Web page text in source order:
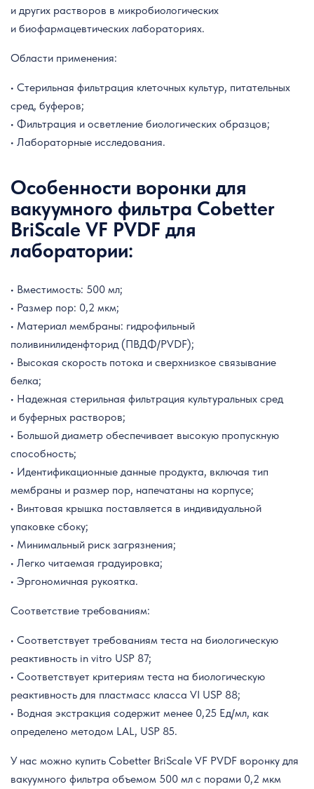
и других растворов в микробиологических
и биофармацевтических лабораториях.
Области применения:
• Стерильная фильтрация клеточных культур, питательных
сред, буферов;
• Фильтрация и осветление биологических образцов;
• Лабораторные исследования.
Особенности воронки для
вакуумного фильтра Cobetter
BriScale VF PVDF для
лаборатории:
• Вместимость: 500 мл;
• Размер пор: 0,2 мкм;
• Материал мембраны: гидрофильный
поливинилиденфторид (ПВДФ/PVDF);
• Высокая скорость потока и сверхнизкое связывание
белка;
• Надежная стерильная фильтрация культуральных сред
и буферных растворов;
• Большой диаметр обеспечивает высокую пропускную
способность;
• Идентификационные данные продукта, включая тип
мембраны и размер пор, напечатаны на корпусе;
• Винтовая крышка поставляется в индивидуальной
упаковке сбоку;
• Минимальный риск загрязнения;
• Легко читаемая градуировка;
• Эргономичная рукоятка.
Соответствие требованиям:
• Соответствует требованиям теста на биологическую
реактивность in vitro USP 87;
• Соответствует критериям теста на биологическую
реактивность для пластмасс класса VI USP 88;
• Водная экстракция содержит менее 0,25 Ед/мл, как
определено методом LAL, USP 85.
У нас можно купить Cobetter BriScale VF PVDF воронку для
вакуумного фильтра объемом 500 мл с порами 0,2 мкм